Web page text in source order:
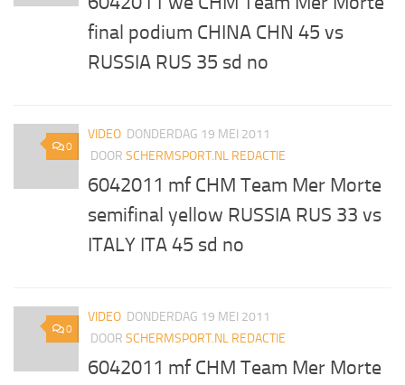
final podium CHINA CHN 45 vs
RUSSIA RUS 35 sd no
0
VIDEO DONDERDAG 19 MEI 2011
DOOR SCHERMSPORT.NL REDACTIE
6042011 mf CHM Team Mer Morte
semifinal yellow RUSSIA RUS 33 vs
ITALY ITA 45 sd no
0
VIDEO DONDERDAG 19 MEI 2011
DOOR SCHERMSPORT.NL REDACTIE
6042011 mf CHM Team Mer Morte